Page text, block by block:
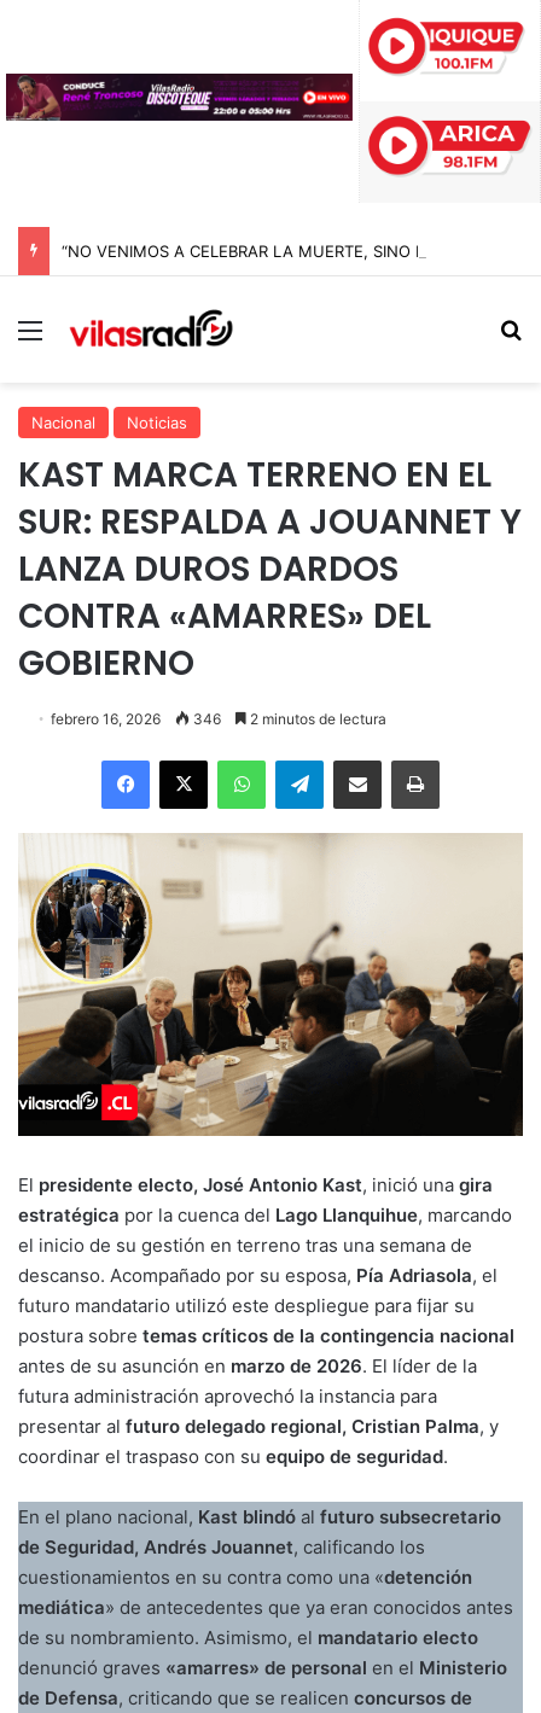
Menú
Nacional Noticias
KAST MARCA TERRENO EN EL
SUR: RESPALDA A JOUANNET Y
LANZA DUROS DARDOS
CONTRA «AMARRES» DEL
GOBIERNO
febrero 16, 2026 346 2 minutos de lectura
Facebook
X WhatsAppTelegramEnviar vía email Imprimir
El presidente electo, José Antonio Kast, inició una gira
estratégica por la cuenca del Lago Llanquihue, marcando
el inicio de su gestión en terreno tras una semana de
descanso. Acompañado por su esposa, Pía Adriasola, el
futuro mandatario utilizó este despliegue para fijar su
postura sobre temas críticos de la contingencia nacional
antes de su asunción en marzo de 2026. El líder de la
futura administración aprovechó la instancia para
presentar al futuro delegado regional, Cristian Palma, y
coordinar el traspaso con su equipo de seguridad.
En el plano nacional, Kast blindó al futuro subsecretario
de Seguridad, Andrés Jouannet, calificando los
cuestionamientos en su contra como una «detención
mediática» de antecedentes que ya eran conocidos antes
de su nombramiento. Asimismo, el mandatario electo
denunció graves «amarres» de personal en el Ministerio
de Defensa, criticando que se realicen concursos de